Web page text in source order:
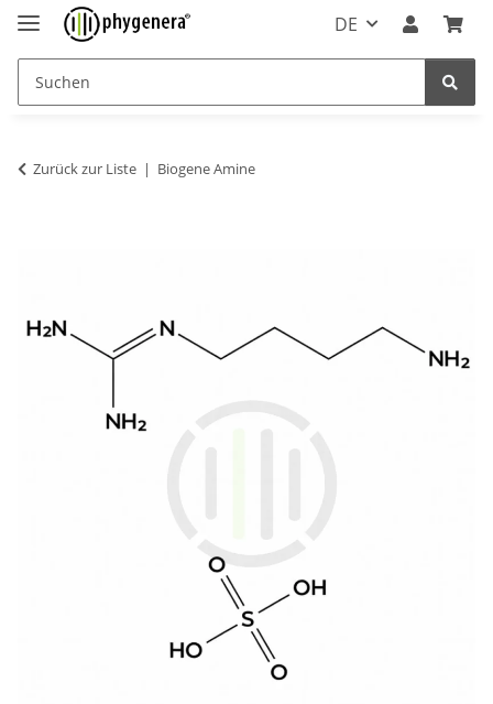
DE
Zurück zur Liste Biogene Amine